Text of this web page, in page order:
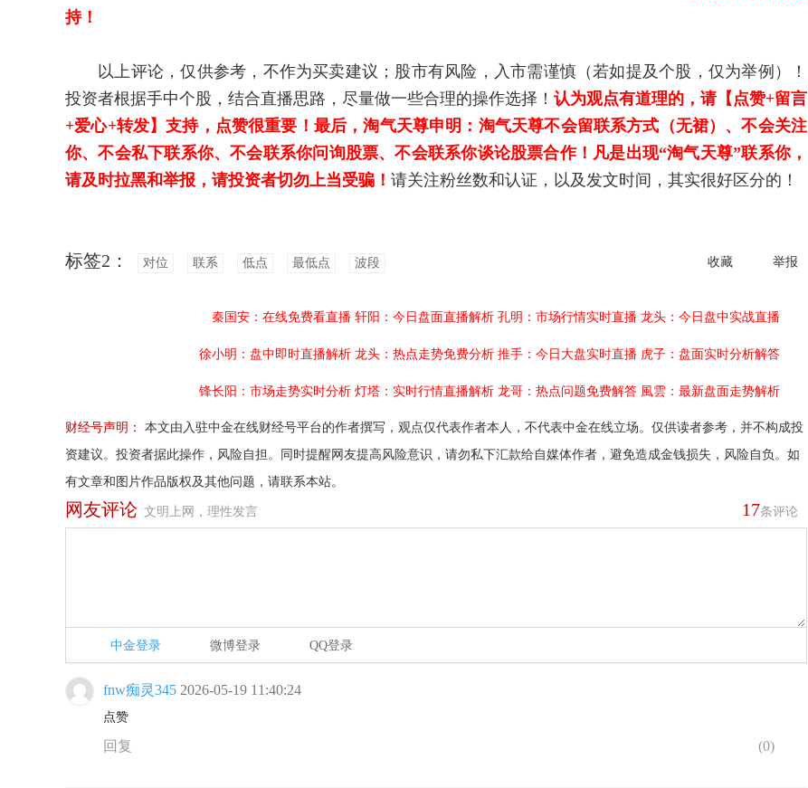
持！
以上评论，仅供参考，不作为买卖建议；股市有风险，入市需谨慎（若如提及个股，仅为举例）！
投资者根据手中个股，结合直播思路，尽量做一些合理的操作选择！ 认为观点有道理的，请【点赞+留言
+爱心+转发】支持，点赞很重要！最后，淘气天尊申明：淘气天尊不会留联系方式（无裙）、不会关注
你、不会私下联系你、不会联系你问询股票、不会联系你谈论股票合作！凡是出现“淘气天尊”联系你，
请及时拉黑和举报，请投资者切勿上当受骗！ 请关注粉丝数和认证，以及发文时间，其实很好区分的！
收藏 举报
标签2： 对位 联系 低点 最低点 波段
秦国安：在线免费看直播 轩阳：今日盘面直播解析 孔明：市场行情实时直播 龙头：今日盘中实战直播
徐小明：盘中即时直播解析 龙头：热点走势免费分析 推手：今日大盘实时直播 虎子：盘面实时分析解答
锋长阳：市场走势实时分析 灯塔：实时行情直播解析 龙哥：热点问题免费解答 風雲：最新盘面走势解析
财经号声明：
本文由入驻中金在线财经号平台的作者撰写，观点仅代表作者本人，不代表中金在线立场。仅供读者参考，并不构成投
资建议。投资者据此操作，风险自担。同时提醒网友提高风险意识，请勿私下汇款给自媒体作者，避免造成金钱损失，风险自负。如
有文章和图片作品版权及其他问题，请联系本站。
17条评论
网友评论 文明上网，理性发言
中金登录 微博登录 QQ登录
fnw痴灵345 2026-05-19 11:40:24
点赞
回复 (0)